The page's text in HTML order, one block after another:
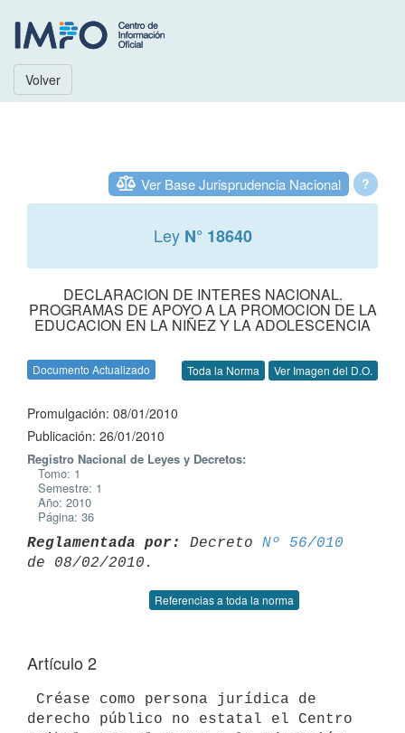
Volver
?
Ver Base Jurisprudencia Nacional
Ley N° 18640
DECLARACION DE INTERES NACIONAL.
PROGRAMAS DE APOYO A LA PROMOCION DE LA
EDUCACION EN LA NIÑEZ Y LA ADOLESCENCIA
Documento Actualizado Toda la Norma Ver Imagen del D.O.
Promulgación: 08/01/2010
Publicación: 26/01/2010
Registro Nacional de Leyes y Decretos:
Tomo: 1
Semestre: 1
Año: 2010
Página: 36
Reglamentada por: Decreto Nº 56/010
Referencias a toda la norma
Artículo 2
derecho público no estatal el Centro